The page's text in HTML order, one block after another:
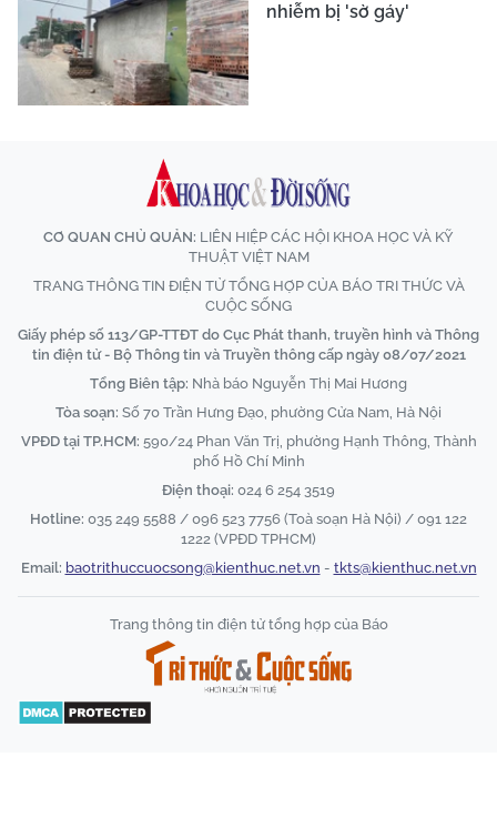
nhiễm bị 'sờ gáy'
CƠ QUAN CHỦ QUẢN: LIÊN HIỆP CÁC HỘI KHOA HỌC VÀ KỸ
THUẬT VIỆT NAM
TRANG THÔNG TIN ĐIỆN TỬ TỔNG HỢP CỦA BÁO TRI THỨC VÀ
CUỘC SỐNG
Giấy phép số 113/GP-TTĐT do Cục Phát thanh, truyền hình và Thông
tin điện tử - Bộ Thông tin và Truyền thông cấp ngày 08/07/2021
Tổng Biên tập: Nhà báo Nguyễn Thị Mai Hương
Tòa soạn: Số 70 Trần Hưng Đạo, phường Cửa Nam, Hà Nội
VPĐD tại TP.HCM: 590/24 Phan Văn Trị, phường Hạnh Thông, Thành
phố Hồ Chí Minh
Điện thoại: 024 6 254 3519
Hotline: 035 249 5588 / 096 523 7756 (Toà soạn Hà Nội) / 091 122
1222 (VPĐD TPHCM)
Email: baotrithuccuocsong@kienthuc.net.vn - tkts@kienthuc.net.vn
Trang thông tin điện tử tổng hợp của Báo